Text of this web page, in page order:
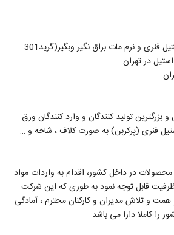
خريدوفروش انواع ورق استیل فنری و نرم مات براق نگير وبگير(گريد301-
بزرگترین تولید کنندگان و وارد کنندگان ورق
فنری (پرکربن) به صورت کلاف ، شاخه و …
محصولات در داخل کشور، اقدام به واردات مواد
ظرفیت قابل توجه نمود به طوری که این شرکت
همت و تلاش مدیران و کارکنان محترم ، آمادگی
را کاملا دارا می باشد.